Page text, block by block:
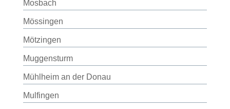
Mosbach
Mössingen
Mötzingen
Muggensturm
Mühlheim an der Donau
Mulfingen